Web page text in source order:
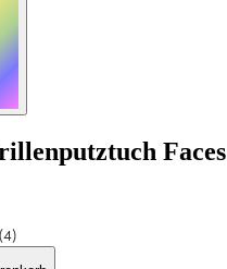
Faces
(4)